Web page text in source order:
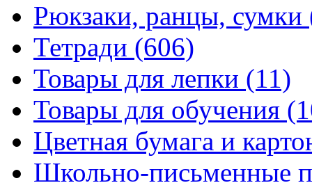
Рюкзаки, ранцы, сумки
Тетради (606)
Товары для лепки (11)
Товары для обучения
Цветная бумага и
Школьно-письменные